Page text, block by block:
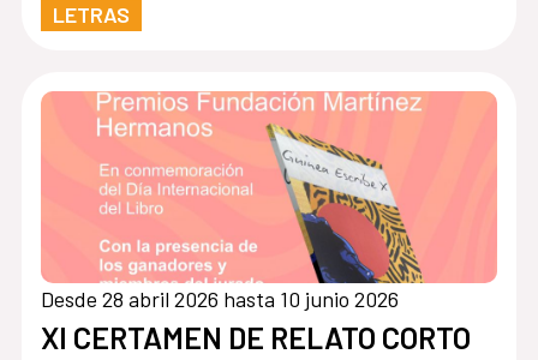
LETRAS
Desde 28 abril 2026 hasta 10 junio 2026
XI CERTAMEN DE RELATO CORTO